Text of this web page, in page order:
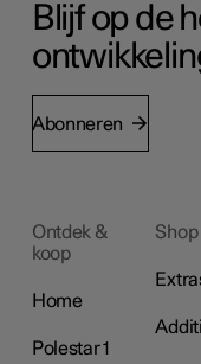
Blijf op de
Abonneren
Ontdek &
koop
Home
Polestar 1
Shop